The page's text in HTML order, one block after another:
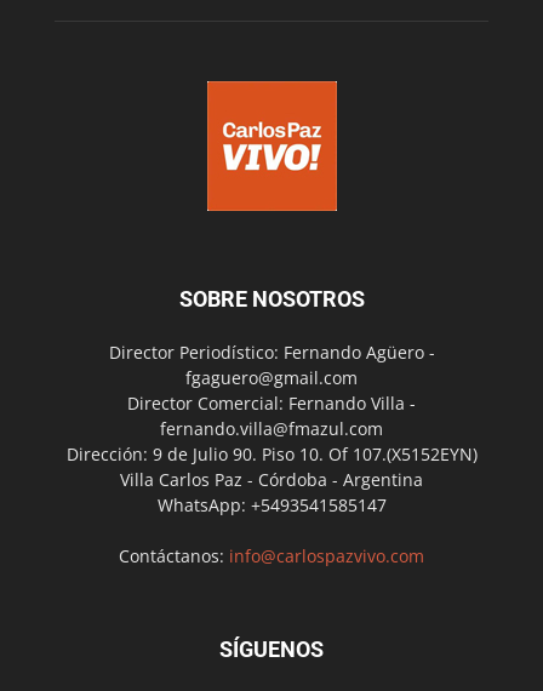
SOBRE NOSOTROS
Director Periodístico: Fernando Agüero -
fgaguero@gmail.com
Director Comercial: Fernando Villa -
fernando.villa@fmazul.com
Dirección: 9 de Julio 90. Piso 10. Of 107.(X5152EYN)
Villa Carlos Paz - Córdoba - Argentina
WhatsApp: +5493541585147
Contáctanos: info@carlospazvivo.com
SÍGUENOS